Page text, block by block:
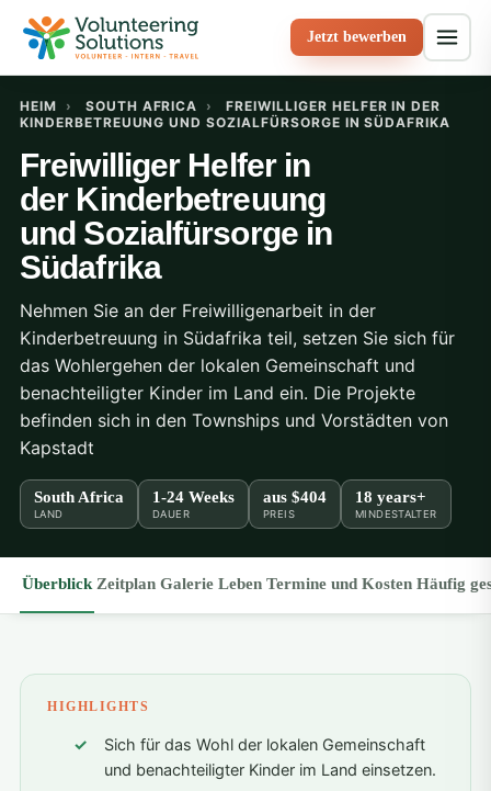
Jetzt bewerben
HEIM › SOUTH AFRICA ›
FREIWILLIGER HELFER IN DER
KINDERBETREUUNG UND SOZIALFÜRSORGE IN SÜDAFRIKA
Freiwilliger Helfer in
der Kinderbetreuung
und Sozialfürsorge in
Südafrika
Nehmen Sie an der Freiwilligenarbeit in der
Kinderbetreuung in Südafrika teil, setzen Sie sich für
das Wohlergehen der lokalen Gemeinschaft und
benachteiligter Kinder im Land ein. Die Projekte
befinden sich in den Townships und Vorstädten von
Kapstadt
South Africa
LAND
1-24 Weeks
DAUER
aus $404
PREIS
18 years+
MINDESTALTER
Überblick Zeitplan Galerie Leben Termine und Kosten Häufig
HIGHLIGHTS
Sich für das Wohl der lokalen Gemeinschaft
und benachteiligter Kinder im Land einsetzen.